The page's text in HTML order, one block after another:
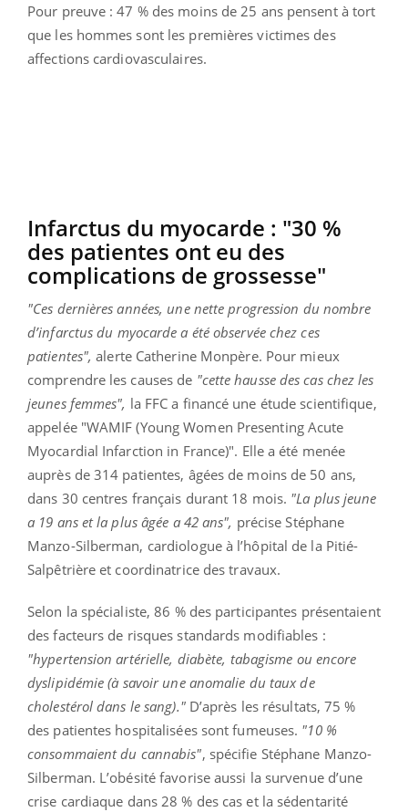
Pour preuve : 47 % des moins de 25 ans pensent à tort
que les hommes sont les premières victimes des
affections cardiovasculaires.
Infarctus du myocarde : "30 %
des patientes ont eu des
complications de grossesse"
"Ces dernières années, une nette progression du nombre
d’infarctus du myocarde a été observée chez ces
patientes", alerte Catherine Monpère. Pour mieux
comprendre les causes de "cette hausse des cas chez les
jeunes femmes", la FFC a financé une étude scientifique,
appelée "WAMIF (Young Women Presenting Acute
Myocardial Infarction in France)". Elle a été menée
auprès de 314 patientes, âgées de moins de 50 ans,
dans 30 centres français durant 18 mois. "La plus jeune
a 19 ans et la plus âgée a 42 ans", précise Stéphane
Manzo-Silberman, cardiologue à l’hôpital de la Pitié-
Salpêtrière et coordinatrice des travaux.
Selon la spécialiste, 86 % des participantes présentaient
des facteurs de risques standards modifiables :
"hypertension artérielle, diabète, tabagisme ou encore
dyslipidémie (à savoir une anomalie du taux de
cholestérol dans le sang)."D’après les résultats, 75 %
des patientes hospitalisées sont fumeuses. "10 %
consommaient du cannabis", spécifie Stéphane Manzo-
Silberman. L’obésité favorise aussi la survenue d’une
crise cardiaque dans 28 % des cas et la sédentarité